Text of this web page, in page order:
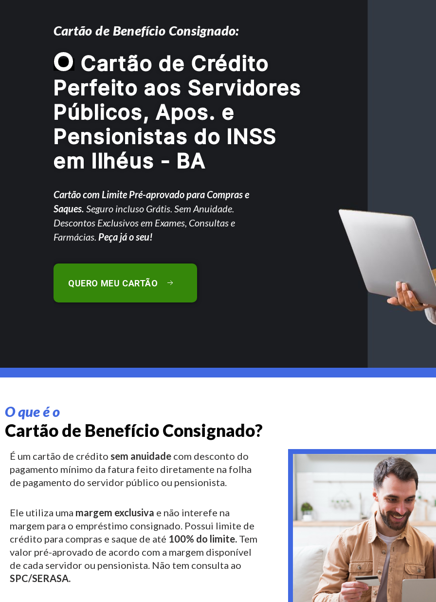
Cartão de Benefício Consignado:
O Cartão de Crédito
Perfeito aos Servidores
Públicos, Apos. e
Pensionistas do INSS
em Ilhéus - BA
Cartão com Limite Pré-aprovado para Compras e
Saques. Seguro incluso Grátis. Sem Anuidade.
Descontos Exclusivos em Exames, Consultas e
Farmácias. Peça já o seu!
QUERO MEU CARTÃO
O que é o
Cartão de Benefício Consignado?
É um cartão de crédito sem anuidade com desconto do
pagamento mínimo da fatura feito diretamente na folha
de pagamento do servidor público ou pensionista.
Ele utiliza uma margem exclusiva e não interefe na
margem para o empréstimo consignado. Possui limite de
crédito para compras e saque de até 100% do limite. Tem
valor pré-aprovado de acordo com a margem disponível
de cada servidor ou pensionista. Não tem consulta ao
SPC/SERASA.